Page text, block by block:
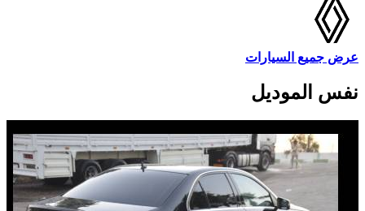
عرض جميع السيارات
نفس الموديل